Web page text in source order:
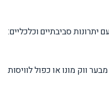
יתרונות סביבתיים וכלכליים:
ווק מונו או כפול לוויסות